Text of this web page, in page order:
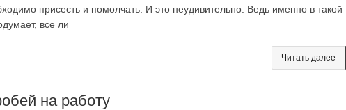
присесть и помолчать. И это неудивительно. Ведь именно в такой
все ли
Читать далее
на работу